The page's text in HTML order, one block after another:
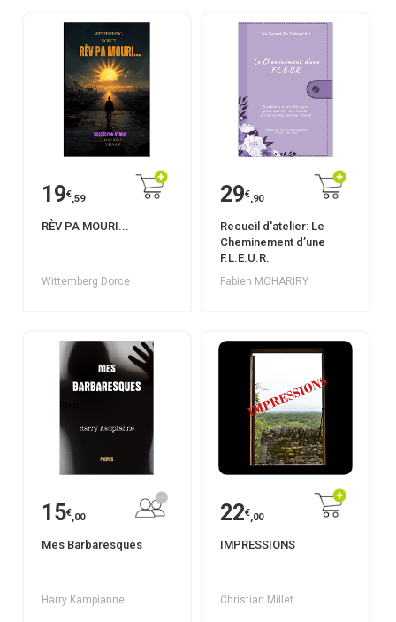
19€,59
RÈV PA MOURI...
Wittemberg Dorce
29€,90
Recueil d'atelier: Le
Cheminement d’une
F.L.E.U.R.
Fabien MOHARIRY
15€,00
Mes Barbaresques
Harry Kampianne
22€,00
IMPRESSIONS
Christian Millet